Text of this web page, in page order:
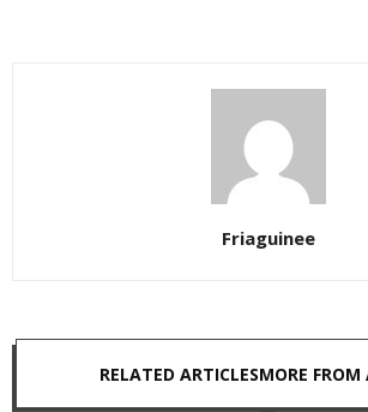
Friaguinee
RELATED ARTICLESMORE